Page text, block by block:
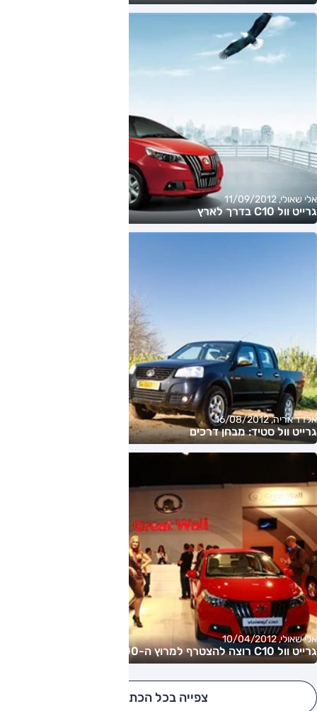
אלי שאולי, 11/09/2012
גרייט וול C10 בדרך לארץ
אלדד אריה, 16/08/2012
גרייט וול סטיד: מבחן דרכים
אלי שאולי, 10/04/2012
גרייט וול C10 רוצה להצטרף למרוץ ה-70,000
צפייה בכל הכתבות